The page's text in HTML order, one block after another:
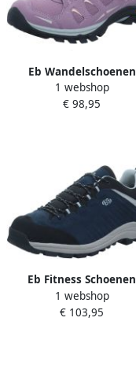
Eb Wandelschoenen
1 webshop
€ 98,95
Eb Fitness Schoenen
1 webshop
€ 103,95